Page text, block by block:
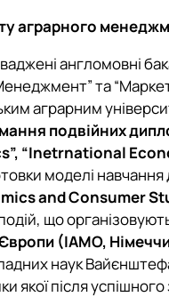
аграрного
англомовні
та
аграрним
подвійних
“Inetrnational
моделі
and Consumer
що
Європи (ІАМО,
наук
якої після